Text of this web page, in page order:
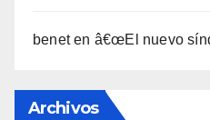
beneten â€œEl nuevo
Archivos